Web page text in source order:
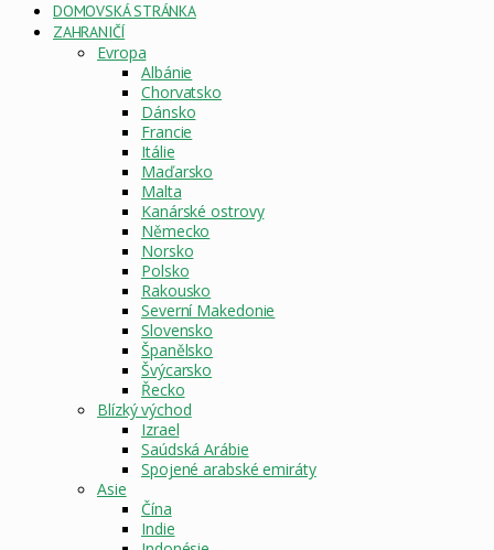
DOMOVSKÁ STRÁNKA
ZAHRANIČÍ
Evropa
Albánie
Chorvatsko
Dánsko
Francie
Itálie
Maďarsko
Malta
Kanárské ostrovy
Německo
Norsko
Polsko
Rakousko
Severní Makedonie
Slovensko
Španělsko
Švýcarsko
Řecko
Blízký východ
Izrael
Saúdská Arábie
Spojené arabské emiráty
Asie
Čína
Indie